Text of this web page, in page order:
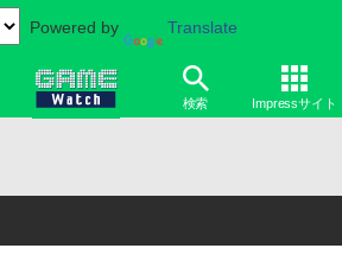
Powered by Translate
検索 Impressサイト